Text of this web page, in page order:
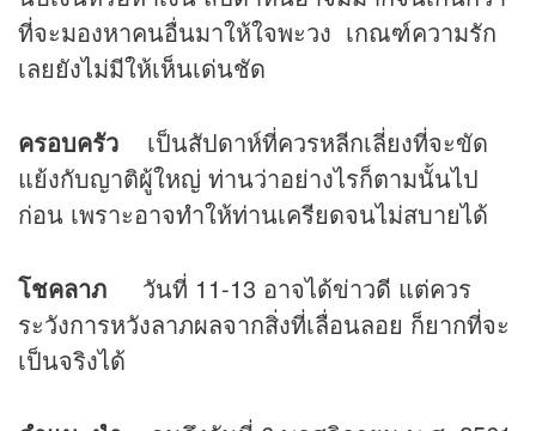
ที่จะมองหาคนอื่นมาให้ใจพะวง เกณฑ์ความรัก
เลยยังไม่มีให้เห็นเด่นชัด
ครอบครัว
เป็นสัปดาห์ที่ควรหลีกเลี่ยงที่จะขัด
แย้งกับญาติผู้ใหญ่ ท่านว่าอย่างไรก็ตามนั้นไป
ก่อน เพราะอาจทำให้ท่านเครียดจนไม่สบายได้
โชคลาภ
วันที่ 11-13 อาจได้ข่าวดี แต่ควร
ระวังการหวังลาภผลจากสิ่งที่เลื่อนลอย ก็ยากที่จะ
เป็นจริงได้